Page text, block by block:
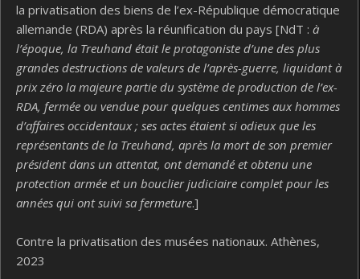
la privatisation des biens de l’ex-République démocratique
allemande (RDA) après la réunification du pays [NdT : à
l’époque, la Treuhand était le protagoniste d’une des plus
grandes destructions de valeurs de l’après-guerre, liquidant à
prix zéro la majeure partie du système de production de l’ex-
RDA, fermée ou vendue pour quelques centimes aux hommes
d’affaires occidentaux ; ses actes étaient si odieux que les
représentants de la Treuhand, après la mort de son premier
président dans un attentat, ont demandé et obtenu une
protection armée et un bouclier judiciaire complet pour les
années qui ont suivi sa fermeture.]
Contre la privatisation des musées nationaux. Athènes,
2023